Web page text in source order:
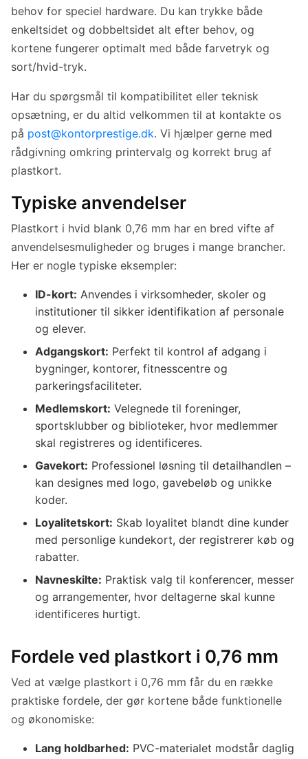
behov for speciel hardware. Du kan trykke både
enkeltsidet og dobbeltsidet alt efter behov, og
kortene fungerer optimalt med både farvetryk og
sort/hvid-tryk.
Har du spørgsmål til kompatibilitet eller teknisk
opsætning, er du altid velkommen til at kontakte os
på post@kontorprestige.dk. Vi hjælper gerne med
rådgivning omkring printervalg og korrekt brug af
plastkort.
Typiske anvendelser
Plastkort i hvid blank 0,76 mm har en bred vifte af
anvendelsesmuligheder og bruges i mange brancher.
Her er nogle typiske eksempler:
ID-kort: Anvendes i virksomheder, skoler og
institutioner til sikker identifikation af personale
og elever.
Adgangskort: Perfekt til kontrol af adgang i
bygninger, kontorer, fitnesscentre og
parkeringsfaciliteter.
Medlemskort: Velegnede til foreninger,
sportsklubber og biblioteker, hvor medlemmer
skal registreres og identificeres.
Gavekort: Professionel løsning til detailhandlen –
kan designes med logo, gavebeløb og unikke
koder.
Loyalitetskort: Skab loyalitet blandt dine kunder
med personlige kundekort, der registrerer køb og
rabatter.
Navneskilte: Praktisk valg til konferencer, messer
og arrangementer, hvor deltagerne skal kunne
identificeres hurtigt.
Fordele ved plastkort i 0,76 mm
Ved at vælge plastkort i 0,76 mm får du en række
praktiske fordele, der gør kortene både funktionelle
og økonomiske:
Lang holdbarhed: PVC-materialet modstår daglig